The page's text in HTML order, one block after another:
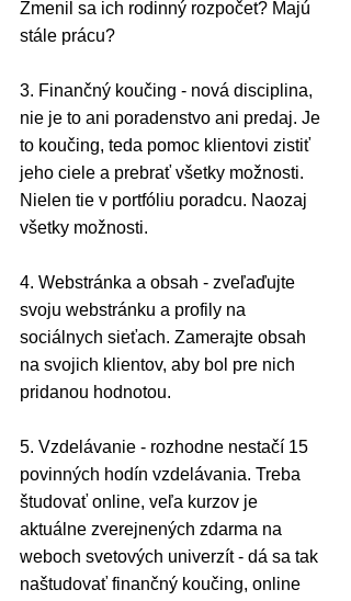
Zmenil sa ich rodinný rozpočet? Majú
stále prácu?
3. Finančný koučing - nová disciplina,
nie je to ani poradenstvo ani predaj. Je
to koučing, teda pomoc klientovi zistiť
jeho ciele a prebrať všetky možnosti.
Nielen tie v portfóliu poradcu. Naozaj
všetky možnosti.
4. Webstránka a obsah - zveľaďujte
svoju webstránku a profily na
sociálnych sieťach. Zamerajte obsah
na svojich klientov, aby bol pre nich
pridanou hodnotou.
5. Vzdelávanie - rozhodne nestačí 15
povinných hodín vzdelávania. Treba
študovať online, veľa kurzov je
aktuálne zverejnených zdarma na
weboch svetových univerzít - dá sa tak
naštudovať finančný koučing, online